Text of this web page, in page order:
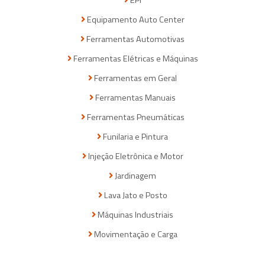
Equipamento Auto Center
Ferramentas Automotivas
Ferramentas Elétricas e Máquinas
Ferramentas em Geral
Ferramentas Manuais
Ferramentas Pneumáticas
Funilaria e Pintura
Injeção Eletrônica e Motor
Jardinagem
Lava Jato e Posto
Máquinas Industriais
Movimentação e Carga